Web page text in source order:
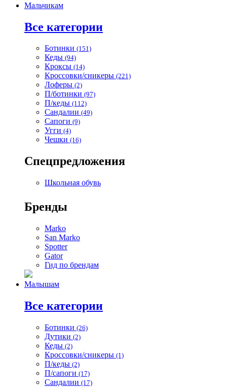
Мальчикам
Все категории
Ботинки (151)
Кеды (94)
Кроксы (14)
Кроссовки/сникеры (221)
Лоферы (2)
П/ботинки (97)
П/кеды (112)
Сандалии (49)
Сапоги (9)
Угги (4)
Чешки (16)
Спецпредложения
Школьная обувь
Бренды
Marko
San Marko
Spotter
Gator
Гид по брендам
Малышам
Все категории
Ботинки (26)
Дутики (2)
Кеды (2)
Кроссовки/сникеры (1)
П/кеды (2)
П/сапоги (17)
Сандалии (17)